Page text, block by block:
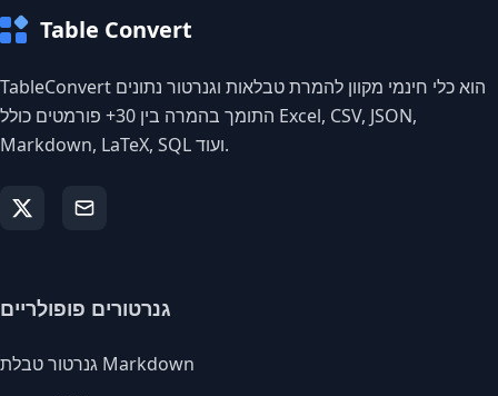
Table Convert
TableConvert הוא כלי חינמי מקוון להמרת טבלאות וגנרטור נתונים
התומך בהמרה בין 30+ פורמטים כולל Excel, CSV, JSON,
Markdown, LaTeX, SQL ועוד.
גנרטורים פופולריים
גנרטור טבלת Markdown